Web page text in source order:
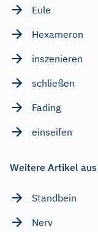
Eule
Hexameron
inszenieren
schließen
Fading
einseifen
Weitere Artikel
Standbein
Nerv